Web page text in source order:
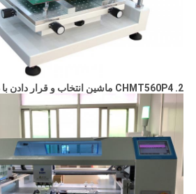
2. CHMT560P4 ماشین انتخاب و قرار دادن با 4 سر، 60 تغذیه